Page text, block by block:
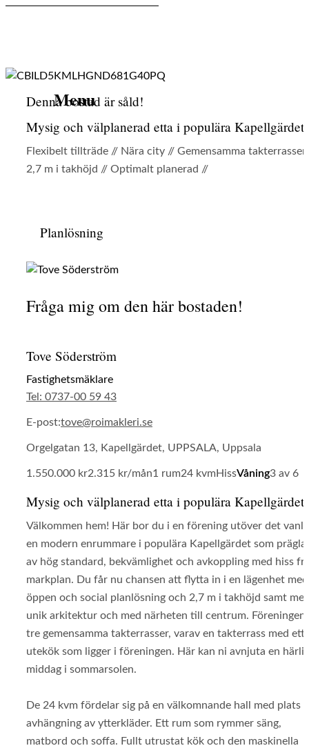
MenuMenu
Denna bostad är såld!
Mysig och välplanerad etta i populära Kapellgärdet!
Flexibelt tillträde // Nära city // Gemensamma takterrasser
2,7 m i takhöjd // Optimalt planerad //
Planlösning
Fråga mig om den här bostaden!
Tove Söderström
Fastighetsmäklare
Tel: 0737-00 59 43
E-post:tove@roimakleri.se
Orgelgatan 13, Kapellgärdet, UPPSALA, Uppsala
1.550.000 kr2.315 kr/mån1 rum24 kvm HissVåning3 av 6
Mysig och välplanerad etta i populära Kapellgärdet!
Välkommen hem! Här bor du i en förening utöver det
en modern enrummare i populära Kapellgärdet som
av hög standard, bekvämlighet och avkoppling med hiss
markplan. Du får nu chansen att flytta in i en lägenhet med
öppen och social planlösning och 2,7 m i takhöjd samt
unik arkitektur och med närheten till centrum. Föreningen
tre gemensamma takterrasser, varav en takterrass med ett
utekök som ligger i föreningen. Här kan ni avnjuta en härlig
middag i sommarsolen.
De 24 kvm fördelar sig på en välkomnande hall med plats
avhängning av ytterkläder. Ett rum som rymmer säng,
matbord och soffa. Fullt utrustat kök och den maskinella